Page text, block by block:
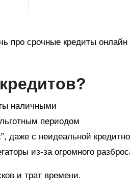
про срочные кредиты онлайн
наличными
периодом
даже с неидеальной
из-за огромного
и трат времени.